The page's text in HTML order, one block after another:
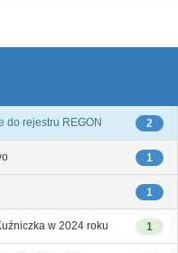
2
do rejestru REGON
1
1
1
w 2024 roku